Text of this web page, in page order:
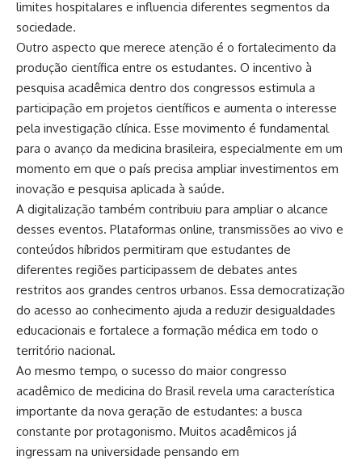
limites hospitalares e influencia diferentes segmentos da
sociedade.
Outro aspecto que merece atenção é o fortalecimento da
produção científica entre os estudantes. O incentivo à
pesquisa acadêmica dentro dos congressos estimula a
participação em projetos científicos e aumenta o interesse
pela investigação clínica. Esse movimento é fundamental
para o avanço da medicina brasileira, especialmente em um
momento em que o país precisa ampliar investimentos em
inovação e pesquisa aplicada à saúde.
A digitalização também contribuiu para ampliar o alcance
desses eventos. Plataformas online, transmissões ao vivo e
conteúdos híbridos permitiram que estudantes de
diferentes regiões participassem de debates antes
restritos aos grandes centros urbanos. Essa democratização
do acesso ao conhecimento ajuda a reduzir desigualdades
educacionais e fortalece a formação médica em todo o
território nacional.
Ao mesmo tempo, o sucesso do maior congresso
acadêmico de medicina do Brasil revela uma característica
importante da nova geração de estudantes: a busca
constante por protagonismo. Muitos acadêmicos já
ingressam na universidade pensando em